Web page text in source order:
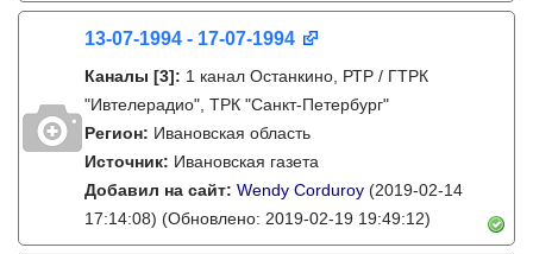
13-07-1994 - 17-07-1994
Каналы [3]: 1 канал Останкино, РТР / ГТРК
"Ивтелерадио", ТРК "Санкт-Петербург"
Регион: Ивановская область
Источник: Ивановская газета
Добавил на сайт: Wendy Corduroy (2019-02-14
17:14:08) (Обновлено: 2019-02-19 19:49:12)